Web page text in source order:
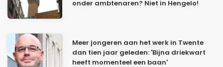
onder ambtenaren? Niet in Hengelo!
Meer jongeren aan het werk in Twente
dan tien jaar geleden: 'Bijna driekwart
heeft momenteel een baan'